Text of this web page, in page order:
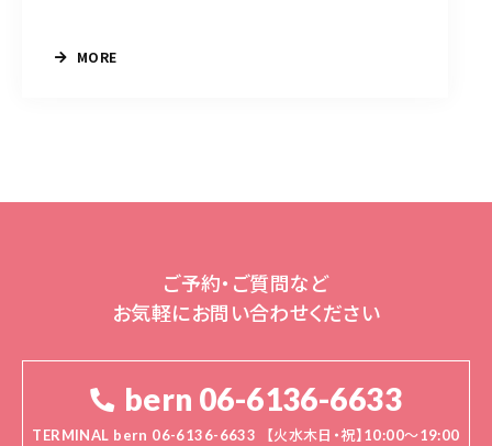
MORE
ご予約・ご質問など
お気軽にお問い合わせください
bern 06-6136-6633
TERMINAL bern 06-6136-6633
【火水木日・祝】10:00～19:00